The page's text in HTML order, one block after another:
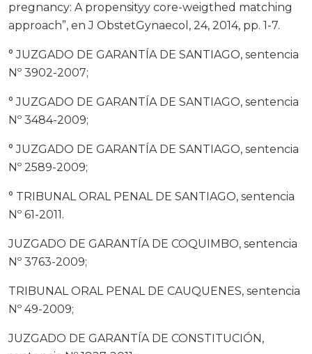
pregnancy: A propensityy core-weigthed matching
approach”, en J ObstetGynaecol, 24, 2014, pp. 1-7.
° JUZGADO DE GARANTÍA DE SANTIAGO, sentencia
Nº 3902-2007;
° JUZGADO DE GARANTÍA DE SANTIAGO, sentencia
Nº 3484-2009;
° JUZGADO DE GARANTÍA DE SANTIAGO, sentencia
Nº 2589-2009;
° TRIBUNAL ORAL PENAL DE SANTIAGO, sentencia
Nº 61-2011.
JUZGADO DE GARANTÍA DE COQUIMBO, sentencia
Nº 3763-2009;
TRIBUNAL ORAL PENAL DE CAUQUENES, sentencia
Nº 49-2009;
JUZGADO DE GARANTÍA DE CONSTITUCIÓN,